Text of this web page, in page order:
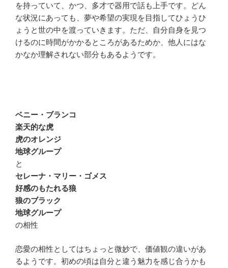
を持っていて、かつ、多才で器用で話も上手です。どん
な状況にあっても、夢や希望の実現を目指してひょうひ
ょうと世の中を渡っていきます。ただ、自分自身を見つ
けるのに時間がかかるところがあるためか、他人にはな
かなか理解されない部分もあるようです。
ベニー・ブランコ
楽天的な虎
虎のオレンジ
地球グループ
と
セレーナ・マリー・ゴメス
好感のもたれる狼
狼のブラック
地球グループ
の相性
恋愛の相性としてはちょっと微妙で、価値観の違いがあ
るようです。初めの頃は自分と違う魅力を感じ合うかも